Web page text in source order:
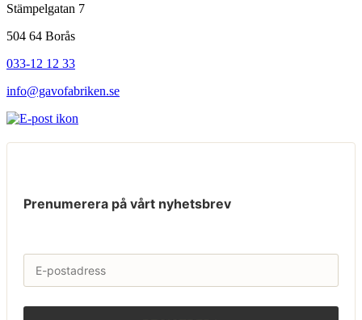
Stämpelgatan 7
504 64 Borås
033-12 12 33
info@gavofabriken.se
Prenumerera på vårt nyhetsbrev